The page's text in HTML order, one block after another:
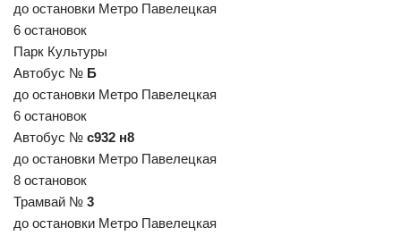
до остановки Метро Павелецкая
6 остановок
Парк Культуры
Автобус № Б
до остановки Метро Павелецкая
6 остановок
Автобус № с932 н8
до остановки Метро Павелецкая
8 остановок
Трамвай № 3
до остановки Метро Павелецкая